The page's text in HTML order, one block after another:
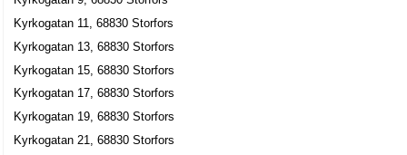
Kyrkogatan 11, 68830 Storfors
Kyrkogatan 13, 68830 Storfors
Kyrkogatan 15, 68830 Storfors
Kyrkogatan 17, 68830 Storfors
Kyrkogatan 19, 68830 Storfors
Kyrkogatan 21, 68830 Storfors